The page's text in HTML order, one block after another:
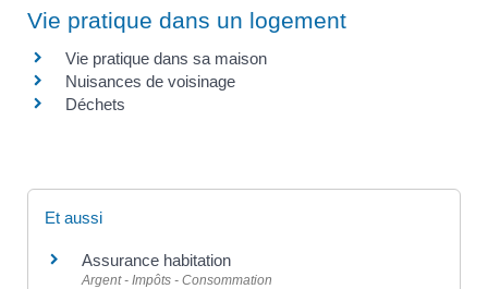
Vie pratique dans un logement
Vie pratique dans sa maison
Nuisances de voisinage
Déchets
Et aussi
Assurance habitation
Argent - Impôts - Consommation